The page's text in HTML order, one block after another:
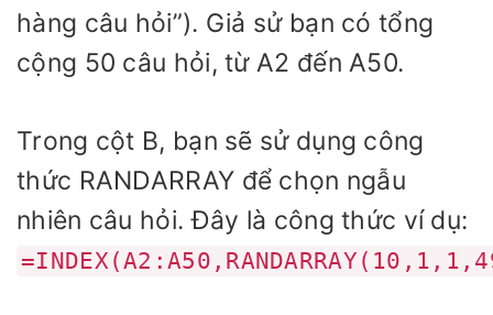
hàng câu hỏi”). Giả sử bạn có tổng
cộng 50 câu hỏi, từ A2 đến A50.
Trong cột B, bạn sẽ sử dụng công
thức RANDARRAY để chọn ngẫu
nhiên câu hỏi. Đây là công thức ví dụ: